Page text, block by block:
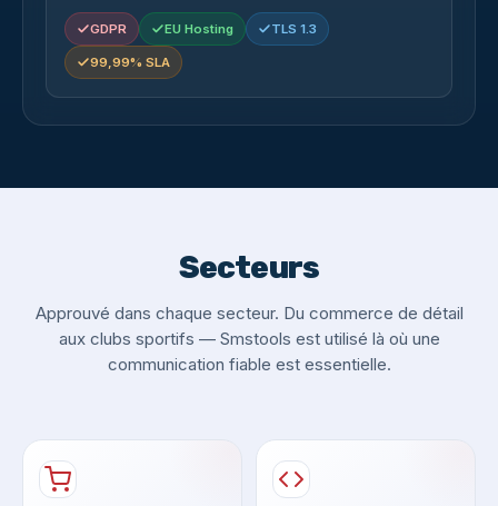
GDPR EU Hosting TLS 1.3
99,99% SLA
Secteurs
Approuvé dans chaque secteur. Du commerce de détail
aux clubs sportifs — Smstools est utilisé là où une
communication fiable est essentielle.